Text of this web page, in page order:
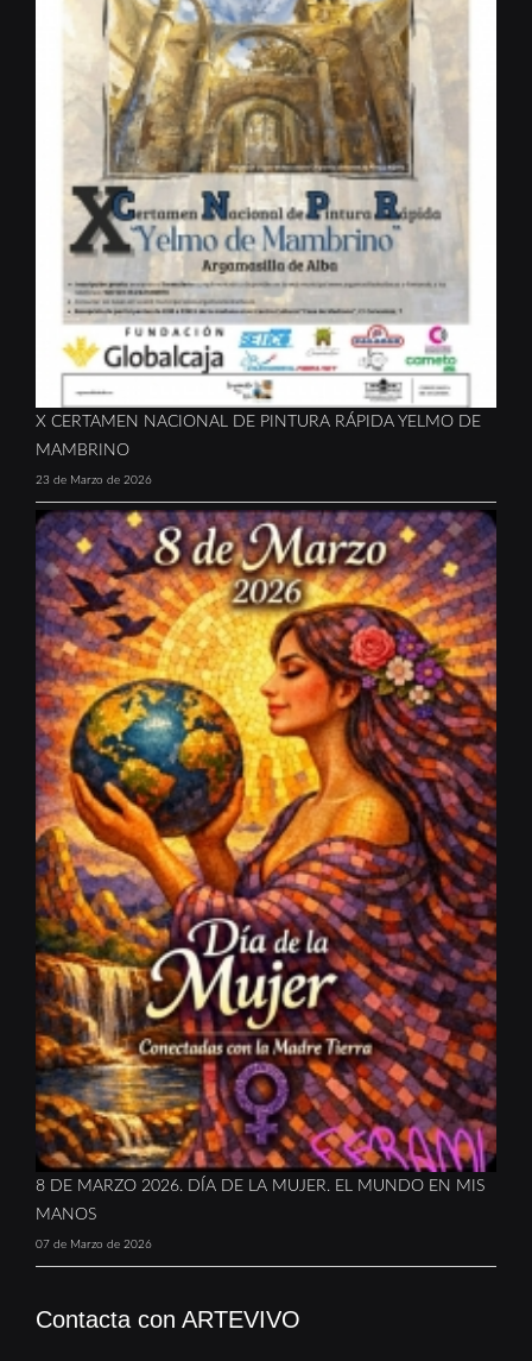
X CERTAMEN NACIONAL DE PINTURA RÁPIDA YELMO DE
MAMBRINO
23 de Marzo de 2026
8 DE MARZO 2026. DÍA DE LA MUJER. EL MUNDO EN MIS
MANOS
07 de Marzo de 2026
Contacta con ARTEVIVO